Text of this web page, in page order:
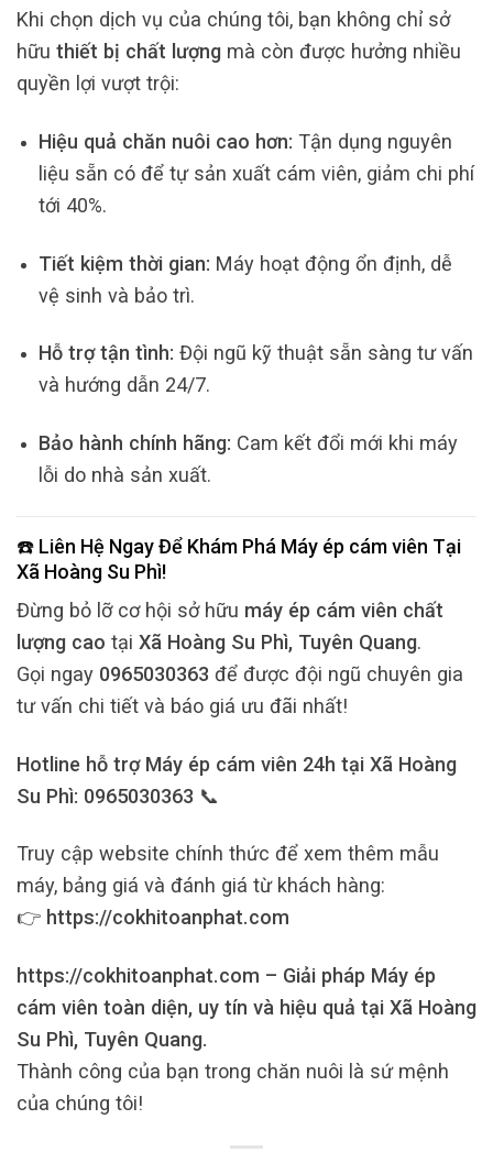
Khi chọn dịch vụ của chúng tôi, bạn không chỉ sở
hữu thiết bị chất lượng mà còn được hưởng nhiều
quyền lợi vượt trội:
Hiệu quả chăn nuôi cao hơn: Tận dụng nguyên
liệu sẵn có để tự sản xuất cám viên, giảm chi phí
tới 40%.
Tiết kiệm thời gian: Máy hoạt động ổn định, dễ
vệ sinh và bảo trì.
Hỗ trợ tận tình: Đội ngũ kỹ thuật sẵn sàng tư vấn
và hướng dẫn 24/7.
Bảo hành chính hãng: Cam kết đổi mới khi máy
lỗi do nhà sản xuất.
☎️ Liên Hệ Ngay Để Khám Phá Máy ép cám viên Tại
Xã Hoàng Su Phì!
Đừng bỏ lỡ cơ hội sở hữu máy ép cám viên chất
lượng cao tại Xã Hoàng Su Phì, Tuyên Quang.
Gọi ngay 0965030363 để được đội ngũ chuyên gia
tư vấn chi tiết và báo giá ưu đãi nhất!
Hotline hỗ trợ Máy ép cám viên 24h tại Xã Hoàng
Su Phì: 0965030363 📞
Truy cập website chính thức để xem thêm mẫu
máy, bảng giá và đánh giá từ khách hàng:
👉 https://cokhitoanphat.com
https://cokhitoanphat.com – Giải pháp Máy ép
cám viên toàn diện, uy tín và hiệu quả tại Xã Hoàng
Su Phì, Tuyên Quang.
Thành công của bạn trong chăn nuôi là sứ mệnh
của chúng tôi!